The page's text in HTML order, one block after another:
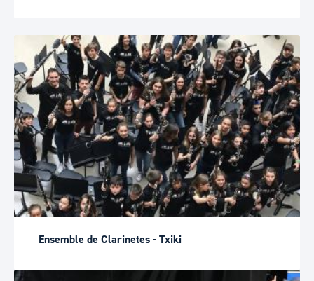
Ensemble de Clarinetes - Txiki